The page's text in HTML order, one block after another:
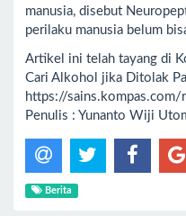
manusia, disebut
perilaku manusia belum
Artikel ini telah tayang di
Cari Alkohol jika Ditolak
https://
Penulis : Yunanto Wiji
Berita